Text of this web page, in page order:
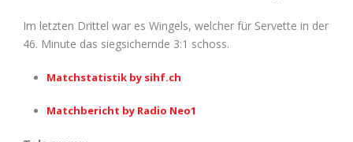
Im letzten Drittel war es Wingels, welcher für Servette in der
46. Minute das siegsichernde 3:1 schoss.
Matchstatistik by sihf.ch
Matchbericht by Radio Neo1